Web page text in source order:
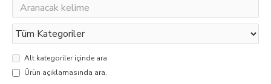
Alt kategoriler içinde ara
Ürün açıklamasında ara.